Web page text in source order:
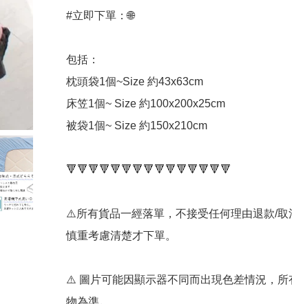
#立即下單：🌐
包括：
枕頭袋1個~Size 約43x63cm
床笠1個~ Size 約100x200x25cm
被袋1個~ Size 約150x210cm
🔻🔻🔻🔻🔻🔻🔻🔻🔻🔻🔻🔻🔻🔻🔻
⚠️所有貨品一經落單，不接受任何理由退款/取
慎重考慮清楚才下單。
⚠️ 圖片可能因顯示器不同而出現色差情況，所